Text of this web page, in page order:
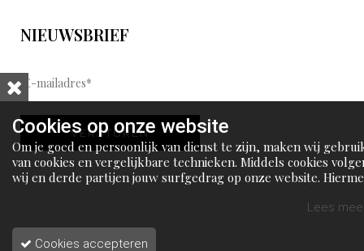
NIEUWSBRIEF
E
-
m
a
i
l
d
VERSTUREN
Cookies op onze website
Om je goed en persoonlijk van dienst te zijn, maken wij
van cookies en vergelijkbare technieken. Middels cookies
wij en derde partijen jouw surfgedrag op onze website.
Lees
Cookies accepteren